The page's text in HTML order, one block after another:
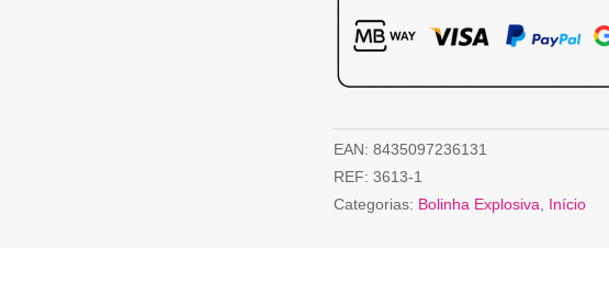
EAN: 8435097236131
REF: 3613-1
Categorias: Bolinha Explosiva, Início